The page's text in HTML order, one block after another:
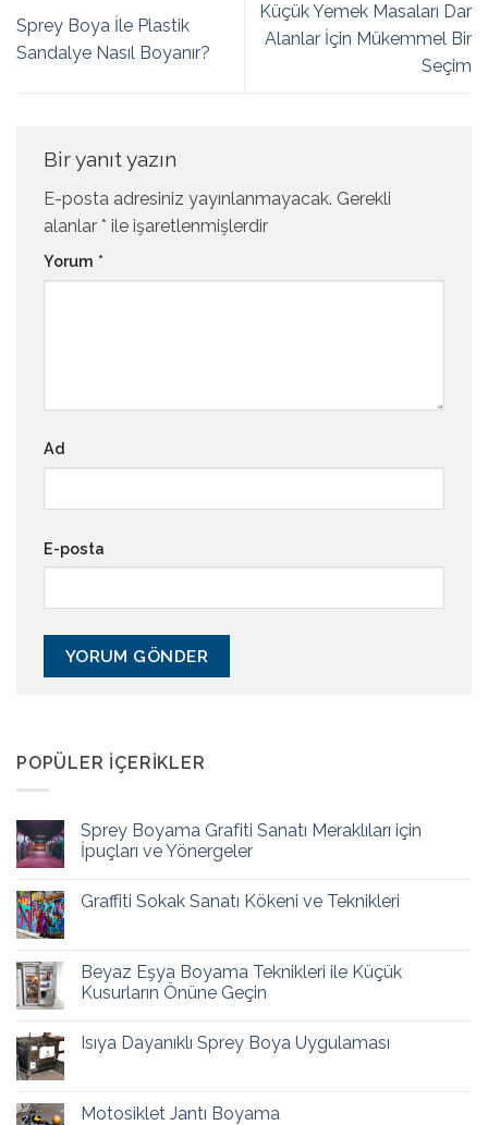
Sprey Boya İle Plastik
Sandalye Nasıl Boyanır?
Küçük Yemek Masaları Dar
Alanlar İçin Mükemmel Bir
Seçim
Bir yanıt yazın
E-posta adresiniz yayınlanmayacak. Gerekli
alanlar * ile işaretlenmişlerdir
Yorum *
Ad
E-posta
POPÜLER İÇERIKLER
Sprey Boyama Grafiti Sanatı Meraklıları için
İpuçları ve Yönergeler
Graffiti Sokak Sanatı Kökeni ve Teknikleri
Beyaz Eşya Boyama Teknikleri ile Küçük
Kusurların Önüne Geçin
Isıya Dayanıklı Sprey Boya Uygulaması
Motosiklet Jantı Boyama